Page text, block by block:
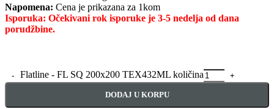
Napomena: Cena je prikazana za 1kom
Isporuka: Očekivani rok isporuke je 3-5 nedelja od dana
porudžbine.
Flatline - FL SQ 200x200 TEX432ML količina
DODAJ U KORPU